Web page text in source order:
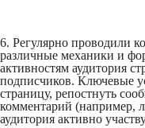
6. Регулярно проводили
различные механики и
активностям аудитория
подписчиков. Ключевые
страницу, репостнуть
комментарий (например,
аудитория активно